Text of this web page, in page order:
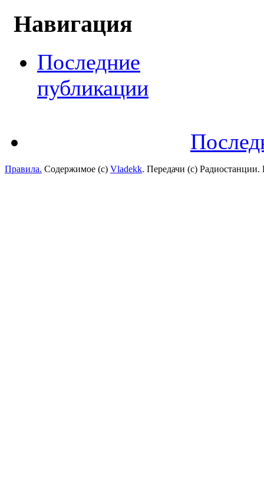
Навигация
Последние
публикации
Правила. Содержимое (с) Vladekk. Передачи (с)